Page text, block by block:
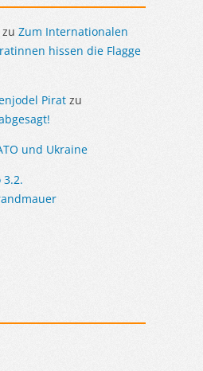
zu Zum Internationalen
hissen die Flagge
Pirat zu
und Ukraine
3.2.